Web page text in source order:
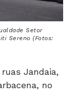
Setor
Sereno (Fotos:
Jandaia,
no